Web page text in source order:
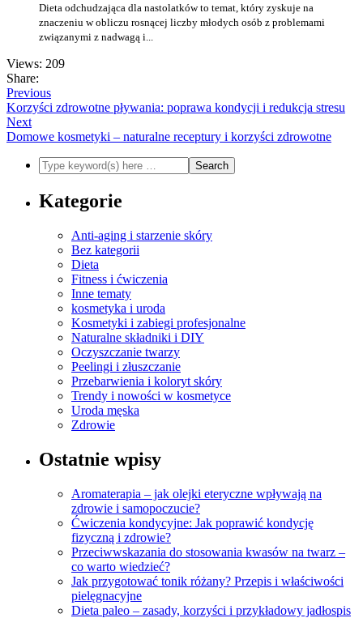
Dieta odchudzająca dla nastolatków to temat, który zyskuje na
znaczeniu w obliczu rosnącej liczby młodych osób z problemami
związanymi z nadwagą i...
Views: 209
Share:
Previous
Korzyści zdrowotne pływania: poprawa kondycji i redukcja stresu
Next
Domowe kosmetyki – naturalne receptury i korzyści zdrowotne
Kategorie
Anti-aging i starzenie skóry
Bez kategorii
Dieta
Fitness i ćwiczenia
Inne tematy
kosmetyka i uroda
Kosmetyki i zabiegi profesjonalne
Naturalne składniki i DIY
Oczyszczanie twarzy
Peelingi i złuszczanie
Przebarwienia i koloryt skóry
Trendy i nowości w kosmetyce
Uroda męska
Zdrowie
Ostatnie wpisy
Aromaterapia – jak olejki eteryczne wpływają na
zdrowie i samopoczucie?
Ćwiczenia kondycyjne: Jak poprawić kondycję
fizyczną i zdrowie?
Przeciwwskazania do stosowania kwasów na twarz –
co warto wiedzieć?
Jak przygotować tonik różany? Przepis i właściwości
pielęgnacyjne
Dieta paleo – zasady, korzyści i przykładowy jadłospis